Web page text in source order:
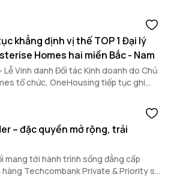
khẳng định vị thế TOP 1 Đại lý
Homes hai miền Bắc - Nam
Vinh danh Đối tác Kinh doanh do Chủ
tổ chức, OneHousing tiếp tục ghi
tích quan trọng, khẳng định năng
và vai trò đối tác chiến lược hàng đầu.
– đặc quyền mở rộng, trải
mang tới hành trình sống đẳng cấp
Techcombank Private & Priority sở
Homes.